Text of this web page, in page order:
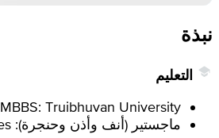
نبذة
التعليم
MBBS: Truibhuvan University، نيبال.
ماجستير (أنف وأذن وحنجرة): Rajiv Gandhi University of Health Sciences.